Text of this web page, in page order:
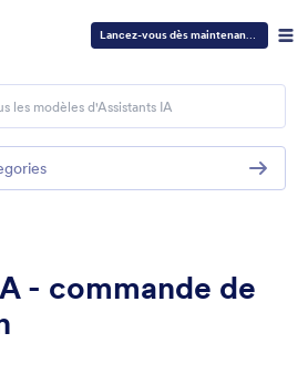
Lancez-vous dès maintenant— C'est
- commande de